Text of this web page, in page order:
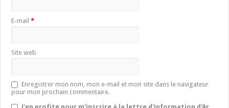
E-mail*
Site web
Enregistrer mon nom, mon e-mail et mon site dans le navigateur
pour mon prochain commentaire.